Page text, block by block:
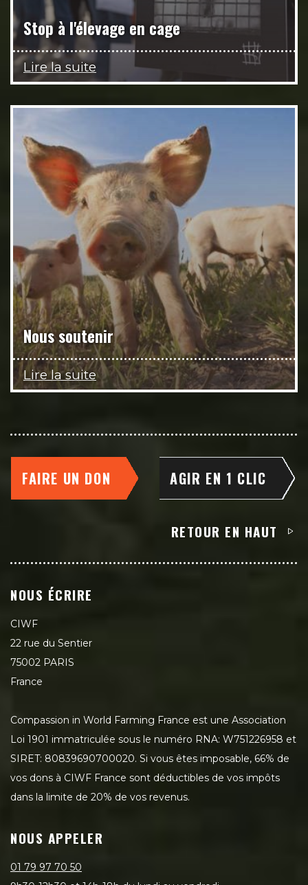
Stop à l'élevage en cage
Lire la suite
Nous soutenir
Lire la suite
FAIRE UN DON AGIR EN 1 CLIC
RETOUR EN HAUT
NOUS ÉCRIRE
CIWF
22 rue du Sentier
75002 PARIS
France
Compassion in World Farming France est une Association
Loi 1901 immatriculée sous le numéro RNA: W751226958 et
SIRET: 80839690700020. Si vous êtes imposable, 66% de
vos dons à CIWF France sont déductibles de vos impôts
dans la limite de 20% de vos revenus.
NOUS APPELER
01 79 97 70 50